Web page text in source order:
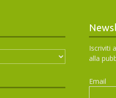
Iscriviti
alla
Email